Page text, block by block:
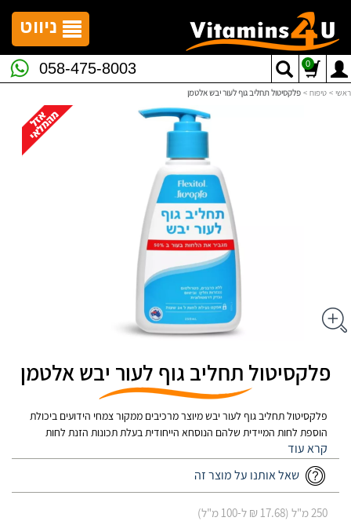
המרכזי
ניווט
058-475-8003 0
ראשי > טיפוח > פלקסיטול תחליב גוף לעור יבש אלטמן
פלקסיטול תחליב גוף לעור יבש אלטמן
פלקסיטול תחליב גוף לעור יבש מיוצר מרכיבים ממקור צמחי הידועים ביכולת
הוספת לחות המיידית שלהם הנוסחא הייחודית בעלת תכונות הזנת לחות
ובריא. לעור יבש ועדין ועור מגורה ומתקלף ללא פרבנים, פטרולטום (נגזרות
וזלין) ובישום אפקט נעילת לחות ל 24 שעות נבדק דרמטולוגית
שאל אותנו על מוצר זה
250 מ"ל (17.68 ₪ ל-100 מ"ל)